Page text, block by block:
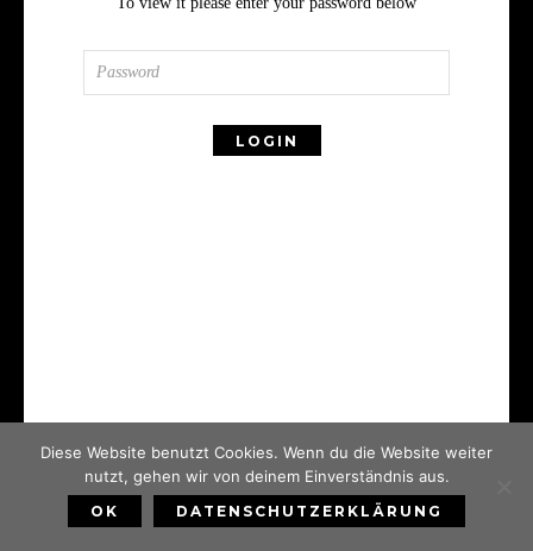
Diese Website benutzt Cookies. Wenn du die Website weiter
nutzt, gehen wir von deinem Einverständnis aus.
OK DATENSCHUTZERKLÄRUNG